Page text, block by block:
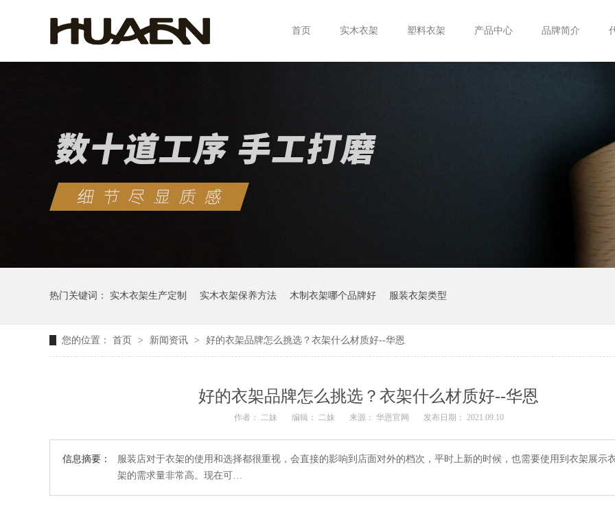
首页 实木衣架 塑料衣架 产品中心 品牌简介
热门关键词： 实木衣架生产定制 实木衣架保养方法 木制衣架哪个品牌好 服装衣架类型
您的位置： 首页 > 新闻资讯 > 好的衣架品牌怎么挑选？衣架什么材质好--华恩
好的衣架品牌怎么挑选？衣架什么材质好--华恩
作者： 二妹 编辑： 二妹 来源： 华恩官网 发布日期： 2021.09.10
信息摘要：
服装店对于衣架的使用和选择都很重视，会直接的影响到店面对外的档次，平时上新的时候，也需要使用到衣架展示
架的需求量非常高。现在可…